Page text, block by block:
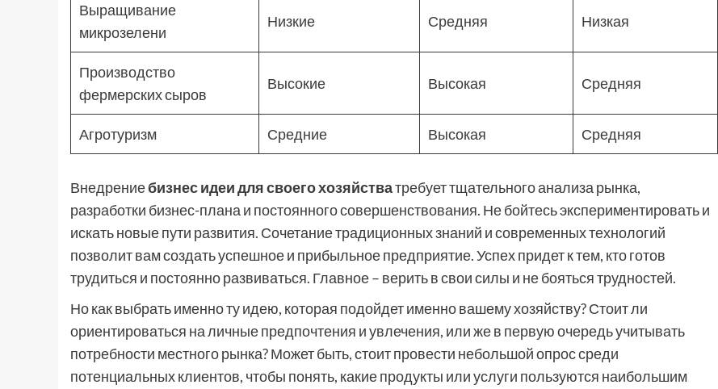
Выращивание
микрозелени
Низкие Средняя Низкая
Производство
фермерских сыров
Высокие Высокая Средняя
Агротуризм Средние Высокая Средняя
Внедрениебизнес идеи для своего хозяйстватребует тщательного анализа рынка,
разработки бизнес-плана и постоянного совершенствования. Не бойтесь экспериментировать и
искать новые пути развития. Сочетание традиционных знаний и современных технологий
позволит вам создать успешное и прибыльное предприятие. Успех придет к тем, кто готов
трудиться и постоянно развиваться. Главное – верить в свои силы и не бояться трудностей.
Но как выбрать именно ту идею, которая подойдет именно вашему хозяйству? Стоит ли
ориентироваться на личные предпочтения и увлечения, или же в первую очередь учитывать
потребности местного рынка? Может быть, стоит провести небольшой опрос среди
потенциальных клиентов, чтобы понять, какие продукты или услуги пользуются наибольшим